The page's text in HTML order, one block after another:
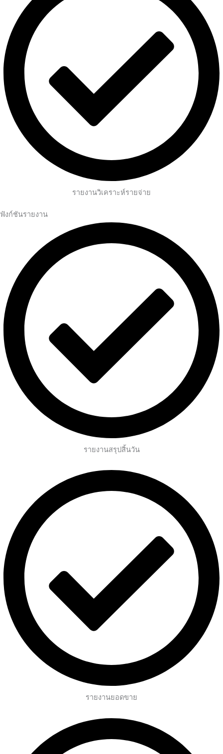
รายงานวิเคราะห์รายจ่าย
ฟังก์ชันรายงาน
รายงานสรุปสิ้นวัน
รายงานยอดขาย